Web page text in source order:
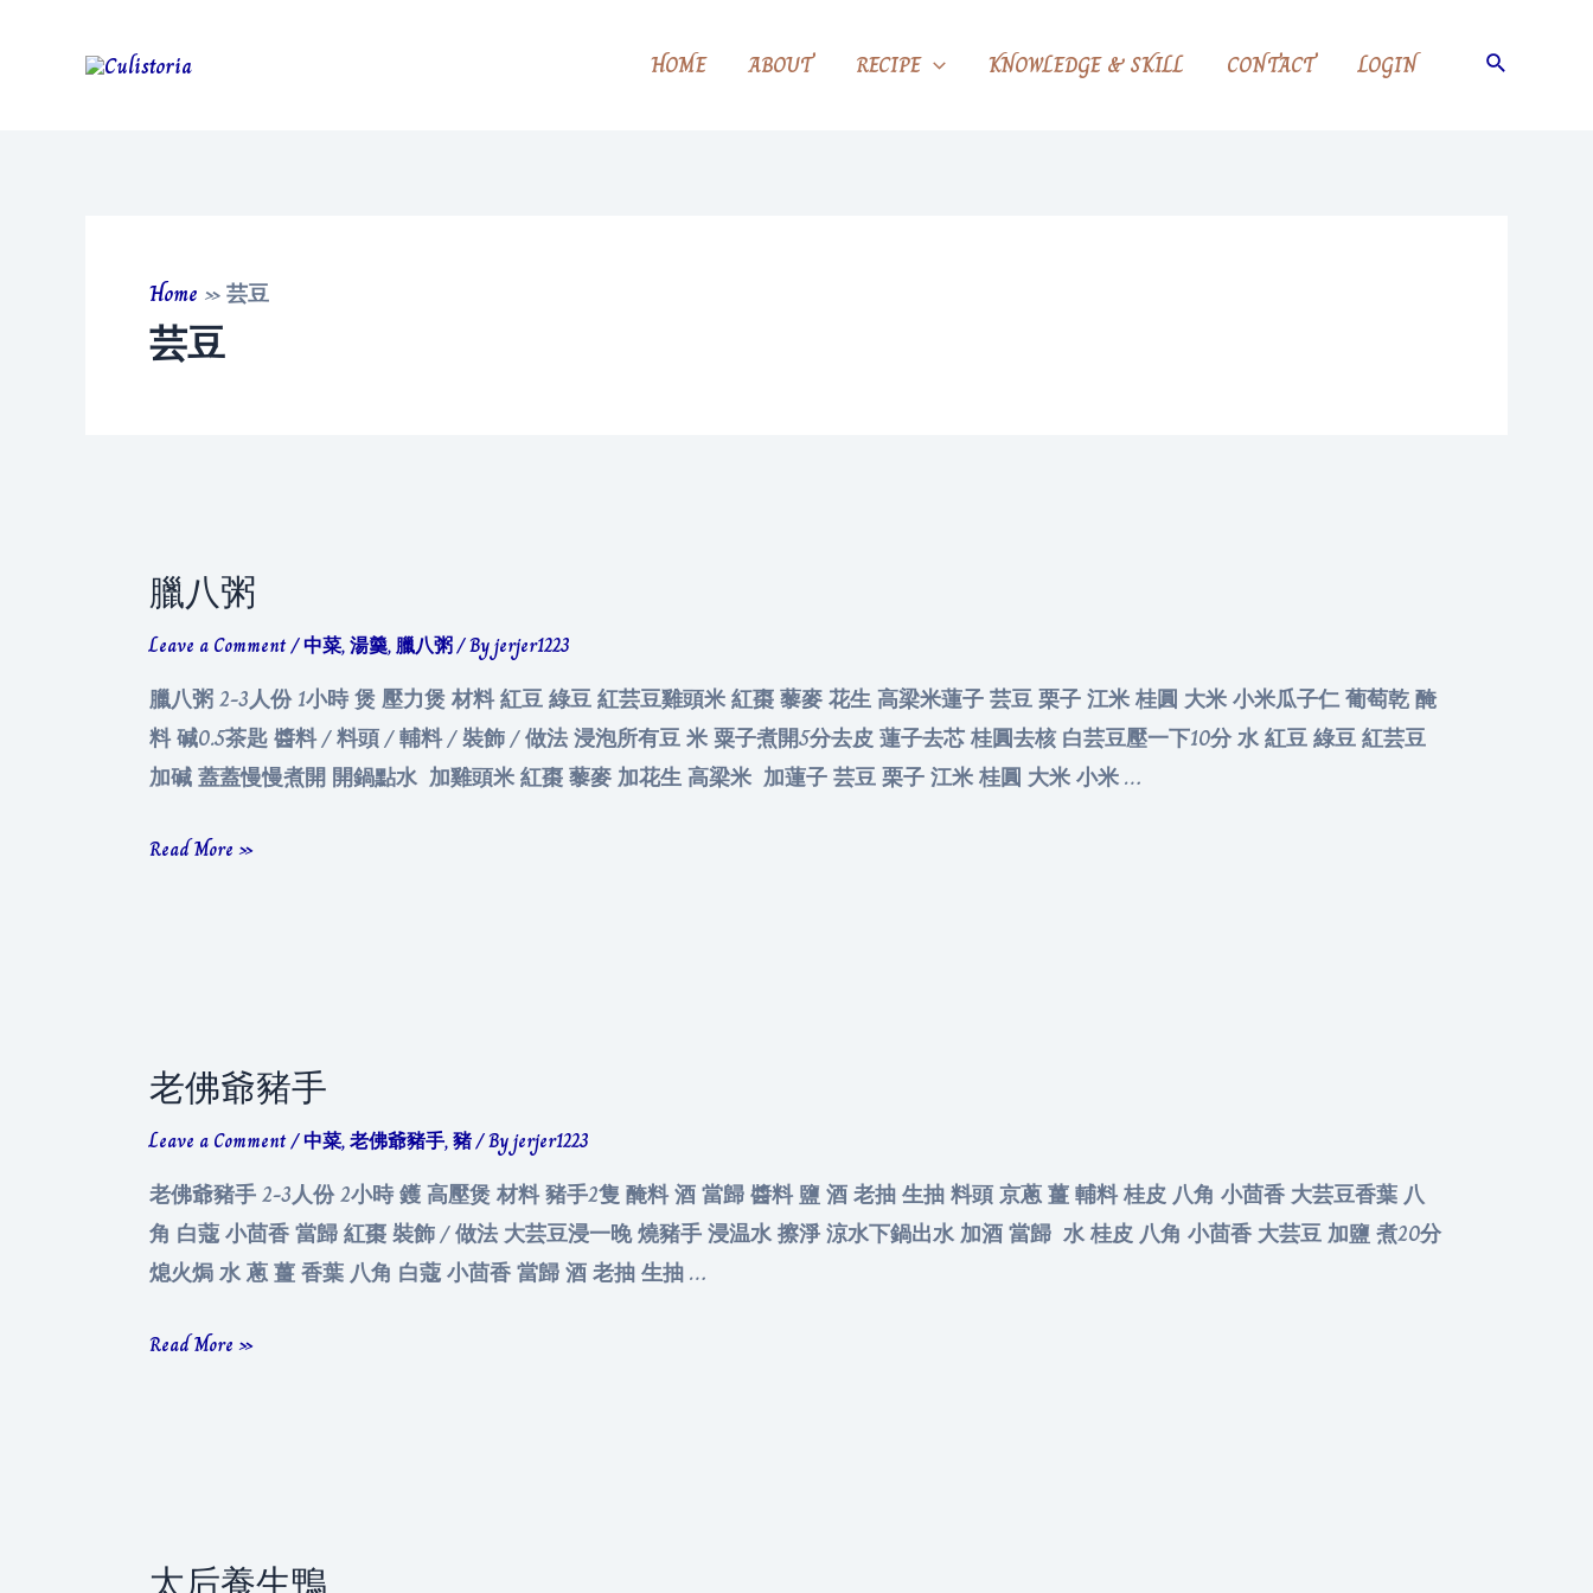
HOME ABOUT RECIPE KNOWLEDGE & SKILL CONTACT LOGIN Search
Home »芸豆
芸豆
臘八粥
Leave a Comment/中菜,湯羹,臘八粥/ Byjerjer1223
臘八粥 2-3人份 1小時 煲 壓力煲 材料 紅豆 綠豆 紅芸豆雞頭米 紅棗 藜麥 花生 高梁米蓮子 芸豆 栗子 江米 桂圓 大米 小米瓜子仁 葡萄乾 醃
料 碱0.5茶匙 醬料 / 料頭 / 輔料 / 裝飾 / 做法 浸泡所有豆 米 粟子煮開5分去皮 蓮子去芯 桂圓去核 白芸豆壓一下10分 水 紅豆 綠豆 紅芸豆
加碱 蓋蓋慢慢煮開 開鍋點水 加雞頭米 紅棗 藜麥 加花生 高梁米 加蓮子 芸豆 栗子 江米 桂圓 大米 小米 …
臘
Read More »
老佛爺豬手
Leave a Comment/中菜,老佛爺豬手,豬/ Byjerjer1223
老佛爺豬手 2-3人份 2小時 鑊 高壓煲 材料 豬手2隻 醃料 酒 當歸 醬料 鹽 酒 老抽 生抽 料頭 京蔥 薑 輔料 桂皮 八角 小茴香 大芸豆香葉 八
角 白蔻 小茴香 當歸 紅棗 裝飾 / 做法 大芸豆浸一晚 燒豬手 浸温水 擦淨 涼水下鍋出水 加酒 當歸 水 桂皮 八角 小茴香 大芸豆 加鹽 煮20分
熄火焗 水 蔥 薑 香葉 八角 白蔻 小茴香 當歸 酒 老抽 生抽 …
老
Read More »